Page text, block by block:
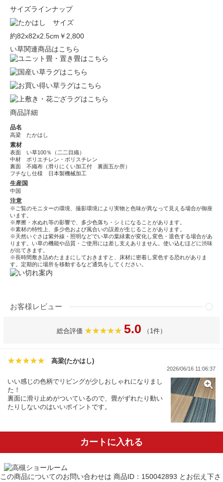
サイズラインナップ
約82x82x2.5cm ￥2,800
い草関連商品はこちら
商品詳細
品名
高梁 たかはし
素材
表面 い草100％（二二目織）
中材 ポリエチレン・ポリスチレン
裏面 不織布（滑りにくい加工付 裏面五か所）
フチなし仕様 日本製機械加工
生産国
中国
注意
※ご覧のモニターの環境、撮影環境により実物と色味が異なって見える場合が御座
います。
※摩擦・水ぬれ等の影響で、多少色落ち・シミになることがあります。
※素材の特性上、多少色および風合いの誤差が生じることがあります。
※天然いぐさは紫外線・照明などでい草の葉緑素が変化し変色・退色する場合があ
ります。い草の機能や品質・ご使用には差し支えありません。使い込むほどに渋味
が出てきます。
※長時間敷き詰めたままにしておきますと、床材に密着し変色する恐れがありま
す。定期的に場所を移動するなど通気をしてください。
お客様レビュー
総合評価 5.0 （1件）
高梁(たかはし)
2026/06/16 11:06:37
いい感じの色柄でリビングが少しおしゃれになりまし
た！
裏面に滑り止めがついているので、畳がずれたり動い
たりしないのはいいポイントです。
カートに入れる
この商品についてのお問い合わせは 商品ID：150042893 とお伝え下さ